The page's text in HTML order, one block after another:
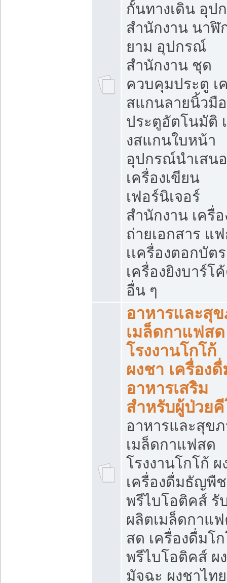
กั้นทางเดิน อุป
สำนักงาน นาฬิ
ยาม อุปกรณ์
สำนักงาน ชุด
ควบคุมประตู เ
สแกนลายนิ้วมือ
ประตูอัตโนมัติ
งสแกนใบหน้า
อุปกรณ์นำเสน
เครื่องเขียน
เฟอร์นิเจอร์
สำนักงาน เครื่อ
ถ่ายเอกสาร แ
เเครื่องตอกบัตร
เครื่องยิงบาร์โ
อื่น ๆ
อาหารและสุ
เมล็ดกาแฟสด
โรงงานโกโก้
ผงชา เครื่อง
อาหารเสริม
สำหรับผู้ป่วย
อาหารและสุข
เมล็ดกาแฟสด
โรงงานโกโก้ ผ
เครื่องดื่มธัญพืช
พรีไบโอติคส์ รั
ผลิตเมล็ดกาแ
สด เครื่องดื่มโ
พรีไบโอติคส์ ผง
มัจฉะ ผงชาไท